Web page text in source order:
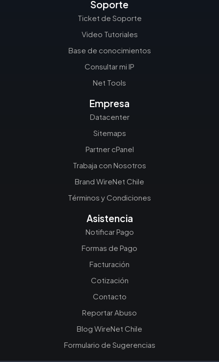
Soporte
Ticket de Soporte
Video Tutoriales
Base de conocimientos
Consultar mi IP
Net Tools
Empresa
Datacenter
Sitemaps
Partner cPanel
Trabaja con Nosotros
Brand WireNet Chile
Términos y Condiciones
Asistencia
Notificar Pago
Formas de Pago
Facturación
Cotización
Contacto
Reportar Abuso
Blog WireNet Chile
Formulario de Sugerencias